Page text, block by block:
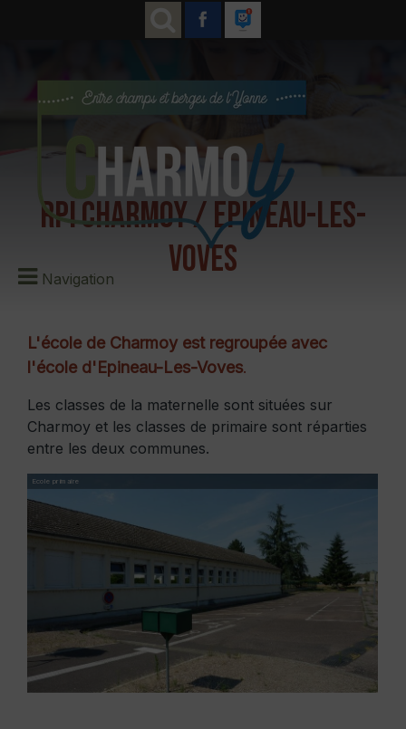
Navigation
RPI Charmoy / Epineau-Les-
Voves
L'école de Charmoy est regroupée avec
l'école d'Epineau-Les-Voves.
Les classes de la maternelle sont situées sur
Charmoy et les classes de primaire sont réparties
entre les deux communes.
Ecole primaire